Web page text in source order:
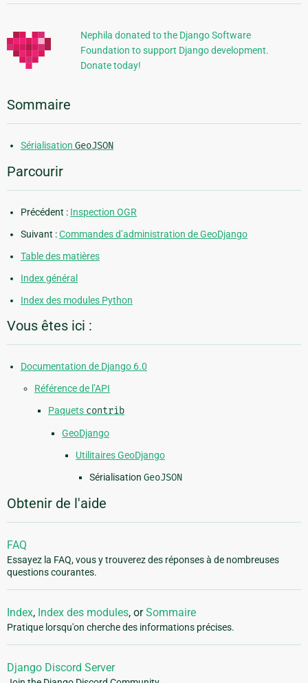
supplémentaires
Nephila donated to the Django Software
Foundation to support Django development.
Donate today!
Sommaire
Sérialisation GeoJSON
Parcourir
Précédent : Inspection OGR
Suivant :Commandes d’administration de GeoDjango
Table des matières
Index général
Index des modules Python
Vous êtes ici :
Documentation de Django 6.0
Référence de l’API
Paquets contrib
GeoDjango
Utilitaires GeoDjango
Sérialisation GeoJSON
Obtenir de l'aide
FAQ
Essayez la FAQ, vous y trouverez des réponses à de nombreuses
questions courantes.
Index, Index des modules, orSommaire
Pratique lorsqu'on cherche des informations précises.
Django Discord Server